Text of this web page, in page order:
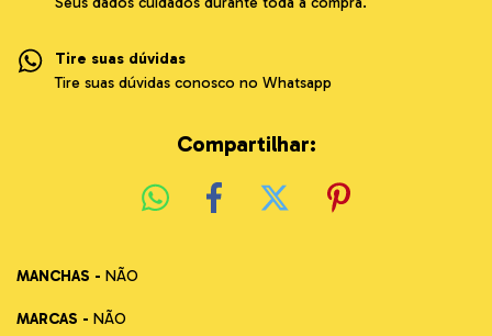
Tire suas dúvidas
Tire suas dúvidas conosco no Whatsapp
Compartilhar:
MANCHAS - NÃO
MARCAS - NÃO